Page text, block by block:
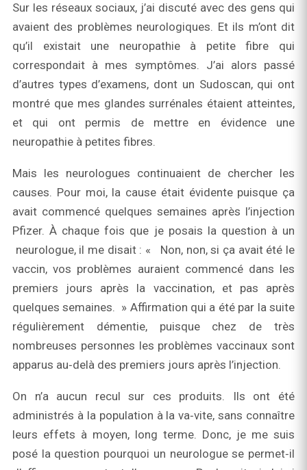
Sur les réseaux sociaux, j’ai discuté avec des gens qui
avaient des problèmes neurologiques. Et ils m’ont dit
qu’il existait une neuropathie à petite fibre qui
correspondait à mes symptômes. J’ai alors passé
d’autres types d’examens, dont un Sudoscan, qui ont
montré que mes glandes surrénales étaient atteintes,
et qui ont permis de mettre en évidence une
neuropathie à petites fibres.
Mais les neurologues continuaient de chercher les
causes. Pour moi, la cause était évidente puisque ça
avait commencé quelques semaines après l’injection
Pfizer. À chaque fois que je posais la question à un
neurologue, il me disait : « Non, non, si ça avait été le
vaccin, vos problèmes auraient commencé dans les
premiers jours après la vaccination, et pas après
quelques semaines. » Affirmation qui a été par la suite
régulièrement démentie, puisque chez de très
nombreuses personnes les problèmes vaccinaux sont
apparus au‑delà des premiers jours après l’injection.
On n’a aucun recul sur ces produits. Ils ont été
administrés à la population à la va‑vite, sans connaître
leurs effets à moyen, long terme. Donc, je me suis
posé la question pourquoi un neurologue se permet‑il